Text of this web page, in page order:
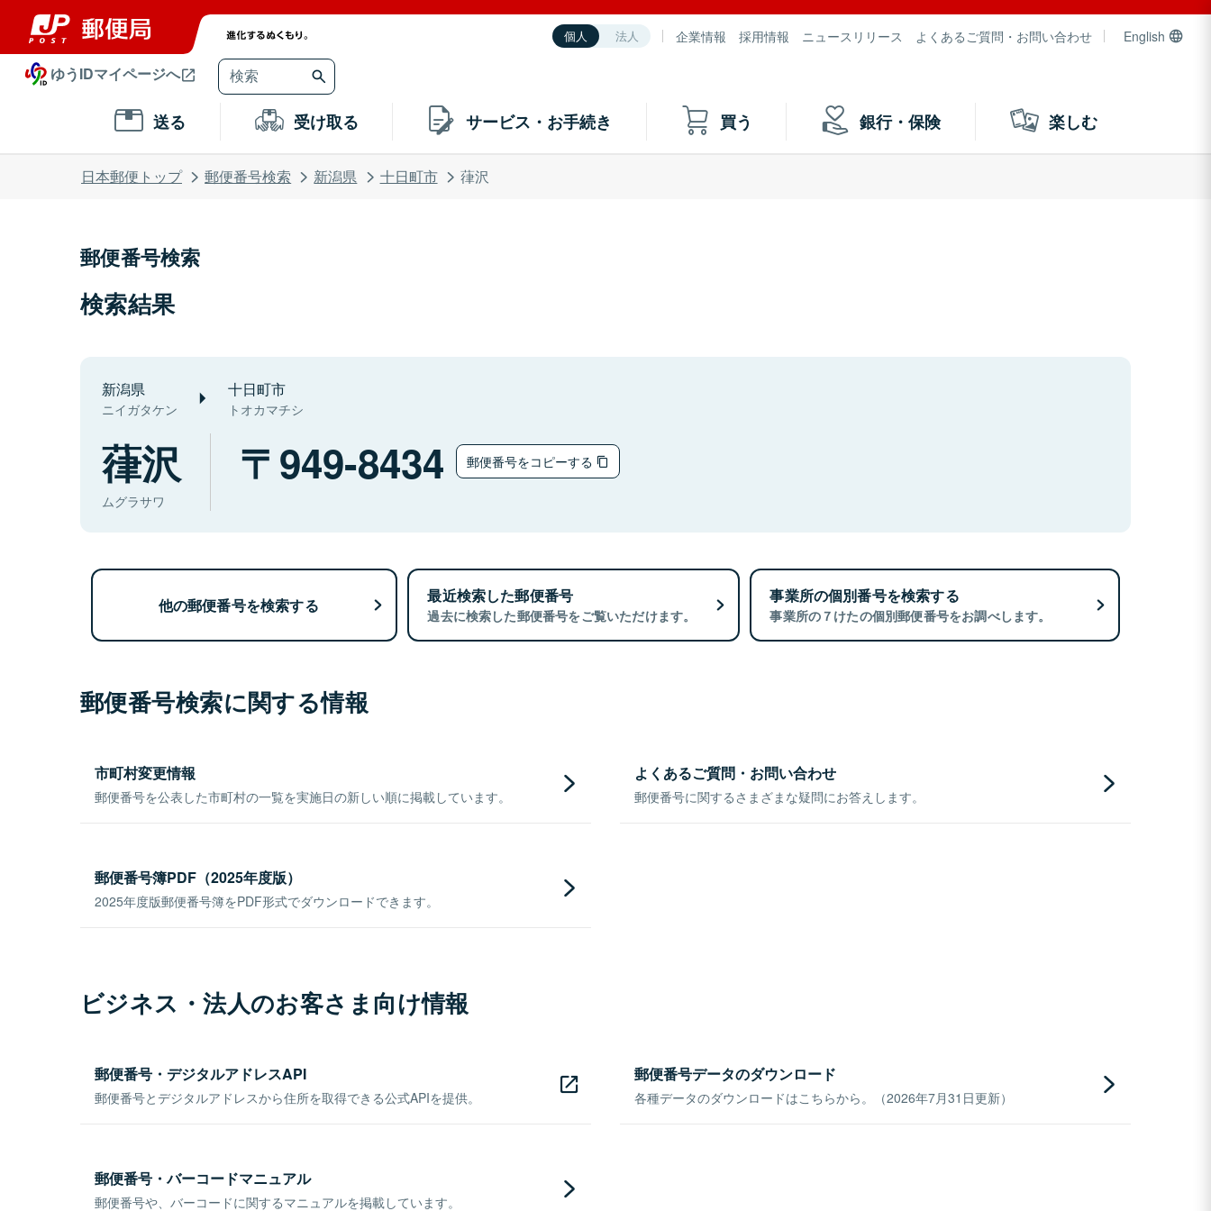
個人 法人 企業情報 採用情報 ニュースリリース よくあるご質問・お問い合わせ English
ゆうIDマイページへ
送る 受け取る サービス・お手続き 買う 銀行・保険 楽しむ
日本郵便トップ 郵便番号検索 新潟県 十日町市 葎沢
郵便番号検索
検索結果
新潟県
ニイガタケン
十日町市
トオカマチシ
葎沢
ムグラサワ
949-8434 郵便番号をコピーする
他の郵便番号を検索する 最近検索した郵便番号
過去に検索した郵便番号をご覧いただけます。
事業所の個別番号を検索する
事業所の７けたの個別郵便番号をお調べします。
郵便番号検索に関する情報
市町村変更情報
郵便番号を公表した市町村の一覧を実施日の新しい順に掲載しています。
よくあるご質問・お問い合わせ
郵便番号に関するさまざまな疑問にお答えします。
郵便番号簿PDF（2025年度版）
2025年度版郵便番号簿をPDF形式でダウンロードできます。
ビジネス・法人のお客さま向け情報
郵便番号・デジタルアドレスAPI
郵便番号とデジタルアドレスから住所を取得できる公式APIを提供。
郵便番号データのダウンロード
各種データのダウンロードはこちらから。（2026年7月31日更新）
郵便番号・バーコードマニュアル
郵便番号や、バーコードに関するマニュアルを掲載しています。